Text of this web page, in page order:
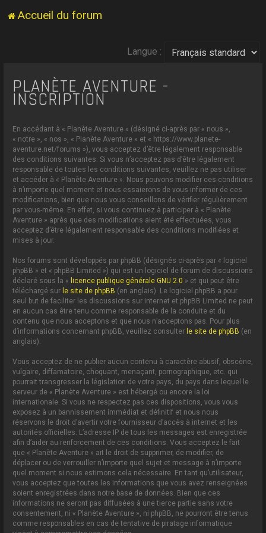
Accueil du forum
Langue :
PLANÈTE AVENTURE -
INSCRIPTION
En accédant à « Planète Aventure » (désigné ci-après par « nous »,
« notre », « nos », « Planète Aventure » et « https://www.planete-
aventure.net/forums »), vous acceptez d’être légalement responsable
des conditions suivantes. Si vous n’acceptez pas d’être légalement
responsable de toutes les conditions suivantes, veuillez ne pas utiliser
et accéder à « Planète Aventure ». Nous pouvons modifier ces conditions
à n’importe quel moment et nous essaierons de vous informer de ces
modifications, bien que nous vous conseillons de vérifier régulièrement
par vous-même. En effet, si vous continuez à participer à « Planète
Aventure » après que des modifications aient été effectuées, vous
acceptez d’être légalement responsable des conditions modifiées et
mises à jour.
Nos forums sont développés par phpBB (désignés ci-après par « logiciel
phpBB » et « phpBB Limited ») qui est un logiciel de forum de discussions
déclaré sous la « licence publique générale GNU 2.0 » et qui peut être
téléchargé sur le site de phpBB (en anglais). Le logiciel phpBB a pour
seul but de faciliter les discussions sur internet et phpBB Limited ne peut
en aucun cas être tenu comme responsable de la conduite et du
contenu que nous acceptons et que nous n’acceptons pas. Pour plus
d’informations concernant phpBB, veuillez consulter le site de phpBB (en
anglais).
Vous acceptez de ne publier aucun contenu à caractère abusif, obscène,
vulgaire, diffamatoire, choquant, menaçant, pornographique, etc. qui
pourrait transgresser la législation de votre pays, du pays dans lequel le
serveur de « Planète Aventure » est hébergé ou encore la loi
internationale. Si vous ne respectez pas ces dispositions, vous vous
exposez à un bannissement immédiat et définitif et nous nous
réservons le droit d’avertir votre fournisseur d’accès à internet et les
autorités officielles. L’adresse IP de tous les messages est enregistrée
afin d’aider au renforcement de ces conditions. Vous acceptez le fait
que « Planète Aventure » ait le droit de supprimer, de modifier, de
déplacer ou de verrouiller n’importe quel sujet et message à n’importe
quel moment si nous estimons cela nécessaire. En tant qu’utilisateur,
vous acceptez que toutes les informations que vous avez renseignées
soient enregistrées dans notre base de données. Bien que ces
informations ne seront pas diffusées à une tierce partie sans votre
consentement, ni « Planète Aventure », ni phpBB, ne pourront être tenus
comme responsables en cas de tentative de piratage informatique